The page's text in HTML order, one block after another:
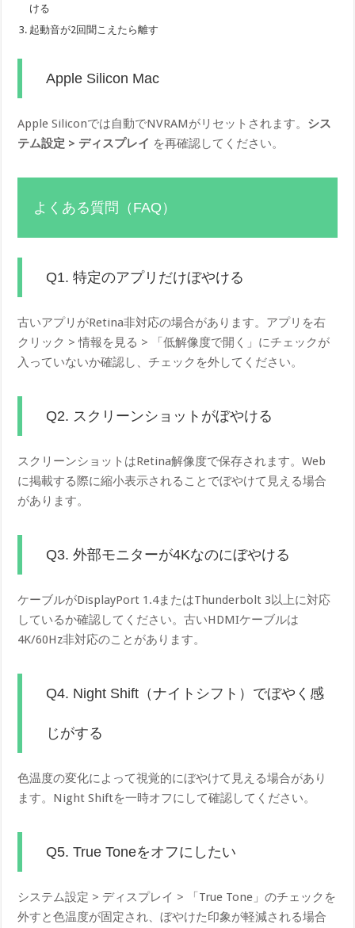
ける
起動音が2回聞こえたら離す
Apple Silicon Mac
Apple Siliconでは自動でNVRAMがリセットされます。 シス
テム設定 > ディスプレイ を再確認してください。
よくある質問（FAQ）
Q1. 特定のアプリだけぼやける
古いアプリがRetina非対応の場合があります。アプリを右
クリック > 情報を見る > 「低解像度で開く」にチェックが
入っていないか確認し、チェックを外してください。
Q2. スクリーンショットがぼやける
スクリーンショットはRetina解像度で保存されます。Web
に掲載する際に縮小表示されることでぼやけて見える場合
があります。
Q3. 外部モニターが4Kなのにぼやける
ケーブルがDisplayPort 1.4またはThunderbolt 3以上に対応
しているか確認してください。古いHDMIケーブルは
4K/60Hz非対応のことがあります。
Q4. Night Shift（ナイトシフト）でぼやく感
じがする
色温度の変化によって視覚的にぼやけて見える場合があり
ます。Night Shiftを一時オフにして確認してください。
Q5. True Toneをオフにしたい
システム設定 > ディスプレイ > 「True Tone」のチェックを
外すと色温度が固定され、ぼやけた印象が軽減される場合